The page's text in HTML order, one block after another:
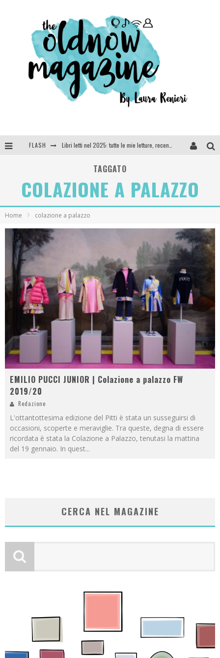
FLASH
SEE YOU AT 5 | Chanel
Anya Taylor-Joy, Jisoo e Willow Smith protagoniste della nuova campagna Dior Addict
TAGGATO
COLAZIONE A PALAZZO
Home colazione a palazzo
EMILIO PUCCI JUNIOR | Colazione a palazzo FW
2019/20
Redazione
L'ottantottesima edizione del Pitti è stata un susseguirsi di
occasioni, scoperte e meraviglie. Tra queste, degna di essere
ricordata è stata la Colazione a Palazzo, tenutasi la mattina
del 19 gennaio. In quest...
CERCA NEL MAGAZINE